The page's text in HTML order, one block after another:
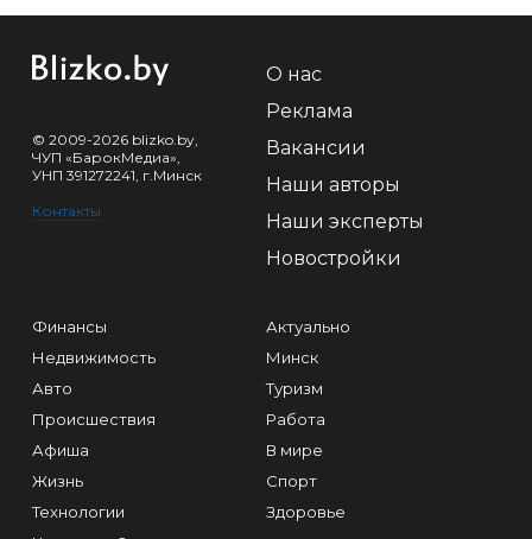
© 2009-2026 blizko.by,
ЧУП «БарокМедиа»,
УНП 391272241, г.Минск
Контакты
О нас
Реклама
Вакансии
Наши авторы
Наши эксперты
Новостройки
Финансы
Недвижимость
Авто
Происшествия
Афиша
Жизнь
Технологии
Актуально
Минск
Туризм
Работа
В мире
Спорт
Здоровье